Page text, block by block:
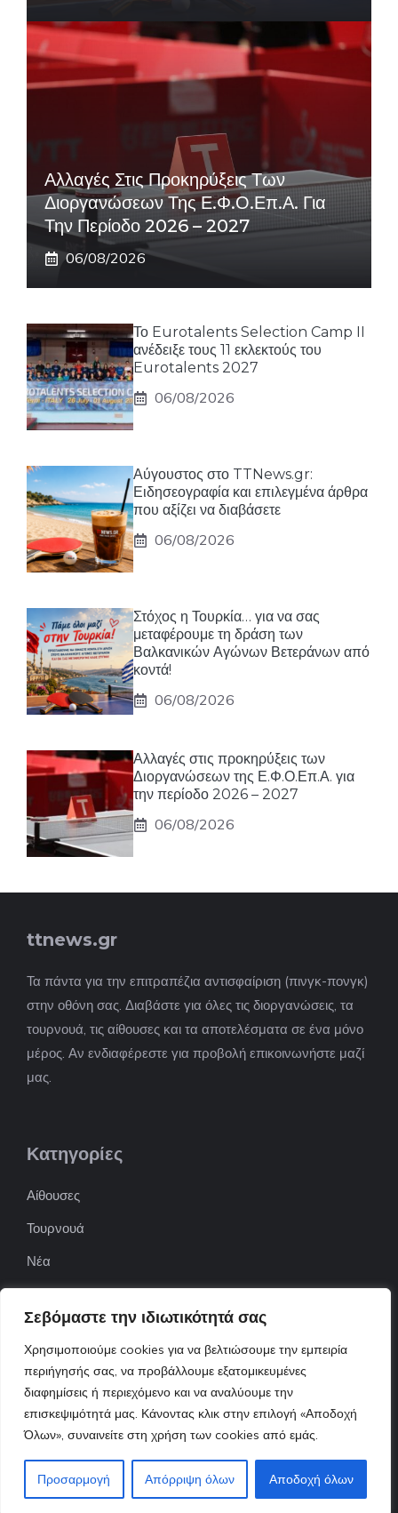
Σεβόμαστε την ιδιωτικότητά σας
Χρησιμοποιούμε cookies για να βελτιώσουμε την εμπειρία
περιήγησής σας, να προβάλλουμε εξατομικευμένες
διαφημίσεις ή περιεχόμενο και να αναλύουμε την
επισκεψιμότητά μας. Κάνοντας κλικ στην επιλογή «Αποδοχή
Όλων», συναινείτε στη χρήση των cookies από εμάς.
Προσαρμογή Απόρριψη όλων Αποδοχή όλων
Αλλαγές Στις Προκηρύξεις Των
Διοργανώσεων Της Ε.Φ.Ο.Επ.Α. Για
Την Περίοδο 2026 – 2027
06/08/2026
Το Eurotalents Selection Camp II
ανέδειξε τους 11 εκλεκτούς του
Eurotalents 2027
06/08/2026
Αύγουστος στο TTNews.gr:
Ειδησεογραφία και επιλεγμένα άρθρα
που αξίζει να διαβάσετε
06/08/2026
Στόχος η Τουρκία… για να σας
μεταφέρουμε τη δράση των
Βαλκανικών Αγώνων Βετεράνων από
κοντά!
06/08/2026
Αλλαγές στις προκηρύξεις των
Διοργανώσεων της Ε.Φ.Ο.Επ.Α. για
την περίοδο 2026 – 2027
06/08/2026
ttnews.gr
Τα πάντα για την επιτραπέζια αντισφαίριση (πινγκ-πονγκ)
στην οθόνη σας. Διαβάστε για όλες τις διοργανώσεις, τα
τουρνουά, τις αίθουσες και τα αποτελέσματα σε ένα μόνο
μέρος. Αν ενδιαφέρεστε για προβολή επικοινωνήστε μαζί
μας.
Κατηγορίες
Αίθουσες
Τουρνουά
Νέα
ΠΟΦΕΠΑ
ΕΦΟΕΠΑ
Επικοινωνία